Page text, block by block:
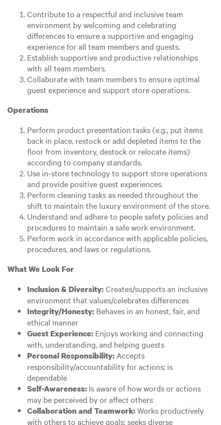
Contribute to a respectful and inclusive team
environment by welcoming and celebrating
differences to ensure a supportive and engaging
experience for all team members and guests.
Establish supportive and productive relationships
with all team members.
Collaborate with team members to ensure optimal
guest experience and support store operations.
Operations
Perform product presentation tasks (e.g., put items
back in place, restock or add depleted items to the
floor from inventory, destock or relocate items)
according to company standards.
Use in-store technology to support store operations
and provide positive guest experiences.
Perform cleaning tasks as needed throughout the
shift to maintain the luxury environment of the store.
Understand and adhere to people safety policies and
procedures to maintain a safe work environment.
Perform work in accordance with applicable policies,
procedures, and laws or regulations.
What We Look For
Inclusion & Diversity:Creates/supports an inclusive
environment that values/celebrates differences
Integrity/Honesty: Behaves in an honest, fair, and
ethical manner
Guest Experience: Enjoys working and connecting
with, understanding, and helping guests
Personal Responsibility: Accepts
responsibility/accountability for actions; is
dependable
Self-Awareness: Is aware of how words or actions
may be perceived by or affect others
Collaboration and Teamwork:Works productively
with others to achieve goals; seeks diverse